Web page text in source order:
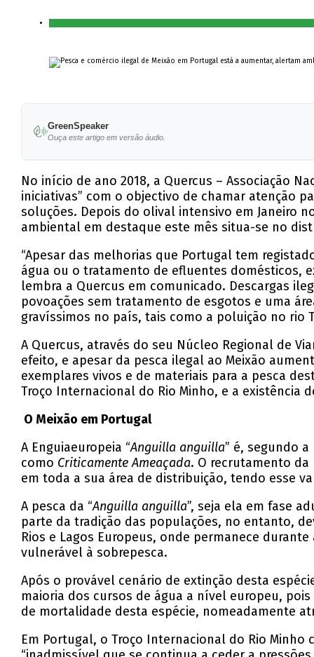
GreenSpeaker
Ouça este artigo em versão áudio.
No início de ano 2018, a Quercus – Associação
iniciativas” com o objectivo de chamar atenção
soluções. Depois do olival intensivo em Janeiro
ambiental em destaque este mês situa-se no
“Apesar das melhorias que Portugal tem
água ou o tratamento de efluentes domésticos,
lembra a Quercus em comunicado. Descargas
povoações sem tratamento de esgotos e uma
gravíssimos no país, tais como a poluição no rio
A Quercus, através do seu Núcleo Regional de
efeito, e apesar da pesca ilegal ao Meixão
exemplares vivos e de materiais para a pesca
Troço Internacional do Rio Minho, e a existência
O Meixão em Portugal
A Enguiaeuropeia “Anguilla anguilla” é, segundo
como Criticamente Ameaçada. O recrutamento da
em toda a sua área de distribuição, tendo esse
A pesca da “Anguilla anguilla”, seja ela em fase
parte da tradição das populações, no entanto,
Rios e Lagos Europeus, onde permanece
vulnerável à sobrepesca.
Após o provável cenário de extinção desta
maioria dos cursos de água a nível europeu,
de mortalidade desta espécie, nomeadamente
Em Portugal, o Troço Internacional do Rio